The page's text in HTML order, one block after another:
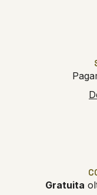
Gratuita